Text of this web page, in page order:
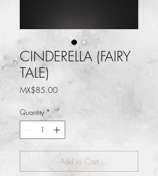
CINDERELLA (FAIRY
TALE)
MX$85.00Price
Quantity *
Add to Cart